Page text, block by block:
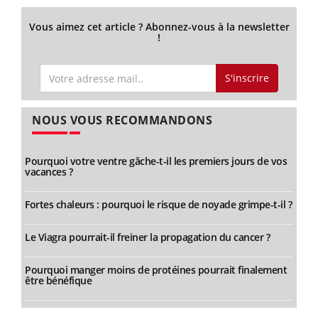
Vous aimez cet article ? Abonnez-vous à la newsletter
!
S'inscrire
NOUS VOUS RECOMMANDONS
Pourquoi votre ventre gâche-t-il les premiers jours de vos
vacances ?
Fortes chaleurs : pourquoi le risque de noyade grimpe-t-il ?
Le Viagra pourrait-il freiner la propagation du cancer ?
Pourquoi manger moins de protéines pourrait finalement
être bénéfique